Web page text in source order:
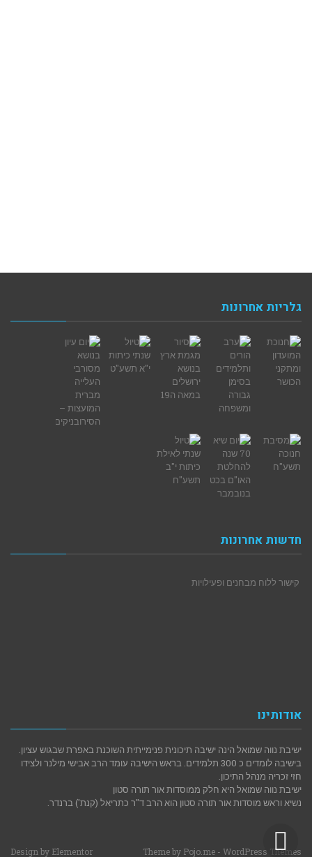
גלריות אחרונות
חדשות אחרונות
קישור ללוח מבחנים ופעילויות
אודותינו
ישיבת נווה שמואל הינה ישיבה תיכונית פנימייתית השוכנת באפרת שבגוש עציון.
בישיבה לומדים כ 300 תלמידים. בראש הישיבה עומד הרב אבישי מילנר ולצידו
חזי זכריה מנהל התיכון.
ישיבת נווה שמואל היא חלק ממוסדות אור תורה סטון
נשיא וראש מוסדות אור תורה סטון הוא הרב ד"ר כתריאל (קנת') ברנדר.
Theme by Pojo.me - WordPress Themes
Design by Elementor גלילה